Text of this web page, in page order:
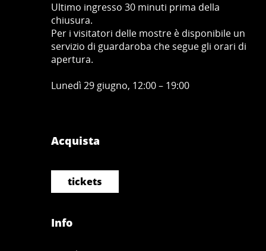
Ultimo ingresso 30 minuti prima della
chiusura.
Per i visitatori delle mostre è disponibile un
servizio di guardaroba che segue gli orari di
apertura.
Lunedì 29 giugno, 12:00 – 19:00
Acquista
tickets
Info